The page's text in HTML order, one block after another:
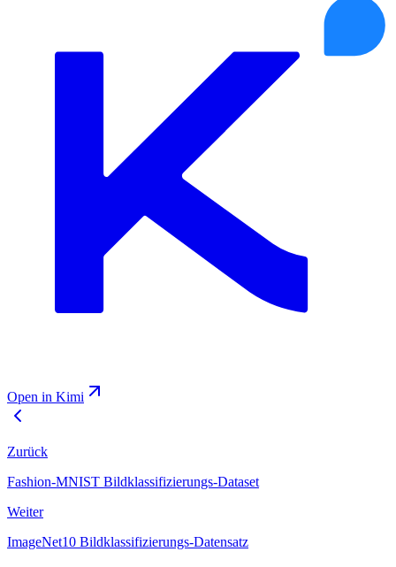
Open in Kimi
Zurück
Fashion-MNIST Bildklassifizierungs-Dataset
Weiter
ImageNet10 Bildklassifizierungs-Datensatz